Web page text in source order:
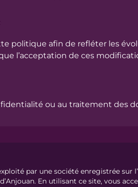
politique afin de refléter les
l’acceptation de ces
ou au traitement des
par une société enregistrée
En utilisant ce site, vous